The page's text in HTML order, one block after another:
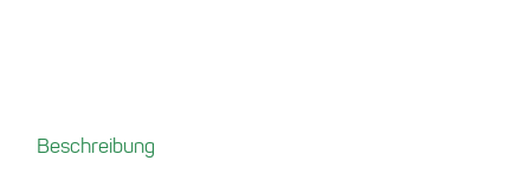
Menge
Beschreibung